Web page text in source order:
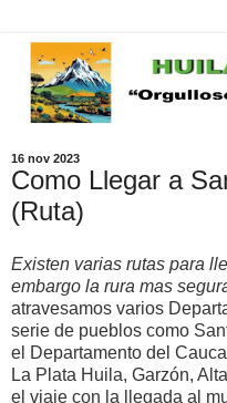
16 nov 2023
Como Llegar a
(Ruta)
Existen varias rutas para
embargo la rura mas
atravesamos varios
serie de pueblos como
el Departamento del
La Plata Huila, Garzón,
el viaje con la llegada al